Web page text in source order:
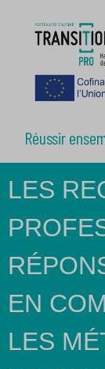
Réussir
LES
EN
LES